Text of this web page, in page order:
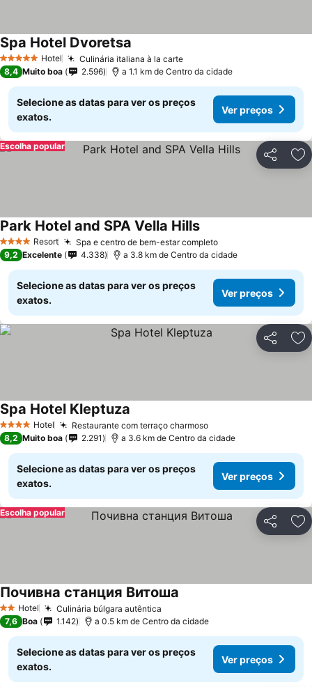
5 Estrelas Hotel Culinária italiana à la carteVer preços
Spa Hotel Dvoretsa
8,4 Muito boa 2.596 a 1.1 km de Centro da cidade
Selecione as datas para ver os preços
exatos.
Ver preços
Partilhar
Escolha popular
4 EstrelasResort Spa e centro de bem-estar completoVer preços
Park Hotel and SPA Vella HillsVer preços
9,2 Excelente 4.338 a 3.8 km de Centro da cidade
Selecione as datas para ver os preços
exatos.
Ver preços
Partilhar
4 EstrelasHotel Restaurante com terraço charmosoVer preços
Spa Hotel Kleptuza
8,2 Muito boa 2.291 a 3.6 km de Centro da cidade
Selecione as datas para ver os preços
exatos.
Ver preços
Partilhar
Escolha popular
2 Estrelas
Hotel Culinária búlgara autêntica
Почивна станция Витоша
7,6 Boa 1.142 a 0.5 km de Centro da cidade
Selecione as datas para ver os preços
exatos.
Ver preços